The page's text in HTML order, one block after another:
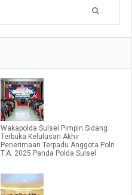
Wakapolda Sulsel Pimpin Sidang
Terbuka Kelulusan Akhir
Penerimaan Terpadu Anggota Polri
T.A. 2025 Panda Polda Sulsel